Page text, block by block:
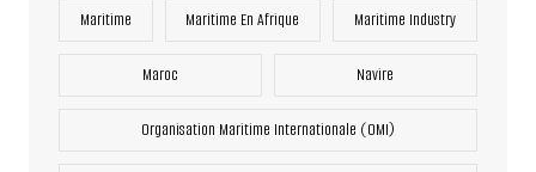
Maritime Maritime En Afrique Maritime Industry
Maroc Navire
Organisation Maritime Internationale (OMI)